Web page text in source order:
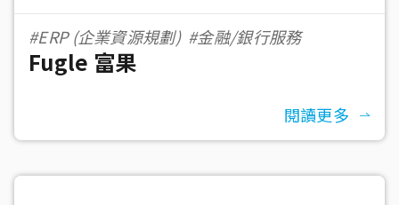
#ERP (企業資源規劃) #金融/銀行服務
Fugle 富果
閱讀更多